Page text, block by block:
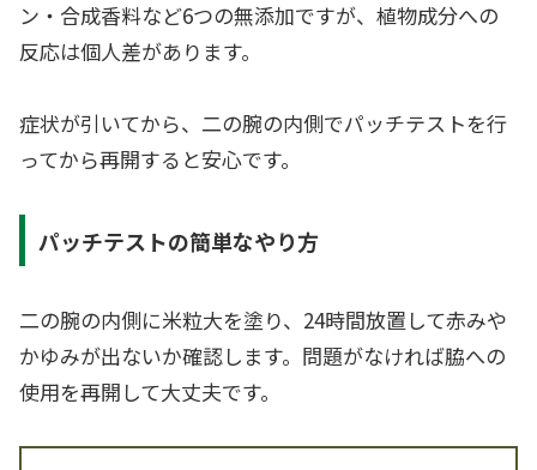
ン・合成香料など6つの無添加ですが、植物成分への
反応は個人差があります。
症状が引いてから、二の腕の内側でパッチテストを行
ってから再開すると安心です。
パッチテストの簡単なやり方
二の腕の内側に米粒大を塗り、24時間放置して赤みや
かゆみが出ないか確認します。問題がなければ脇への
使用を再開して大丈夫です。